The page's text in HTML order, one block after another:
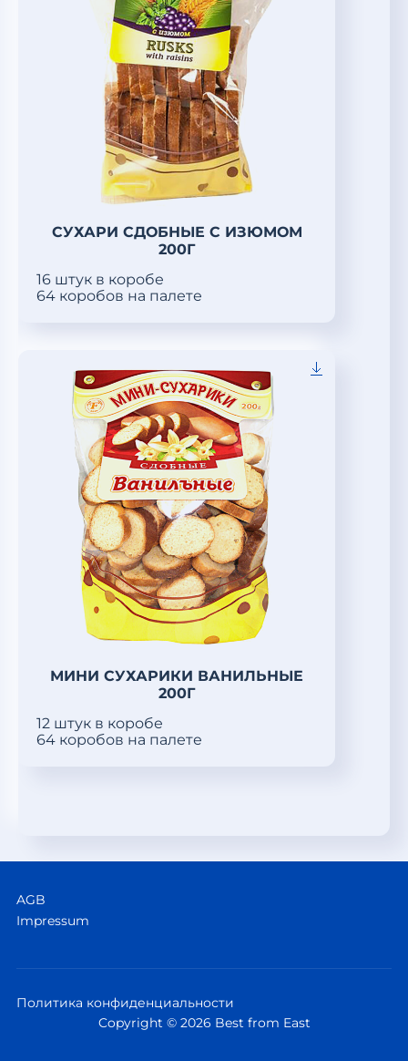
СУХАРИ СДОБНЫЕ С ИЗЮМОМ
200Г
16 штук в коробе
64 коробов на палете
МИНИ СУХАРИКИ ВАНИЛЬНЫЕ
200Г
12 штук в коробе
64 коробов на палете
AGB
Impressum
Политика конфиденциальности
Copyright © 2026 Best from East